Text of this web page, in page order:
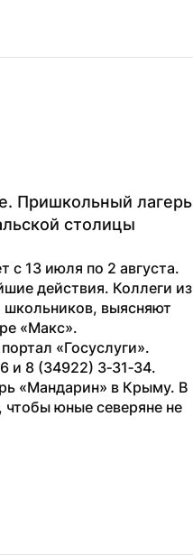
Пришкольный лагерь
столицы
с 13 июля по 2 августа.
действия. Коллеги из
школьников, выясняют
«Макс».
«Госуслуги».
8 (34922) 3‑31‑34.
«Мандарин» в Крыму. В
чтобы юные северяне не